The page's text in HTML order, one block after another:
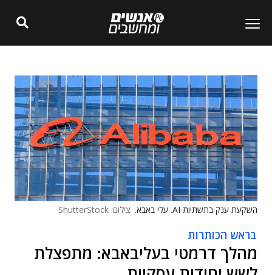
השקעת ענק בתשתיות AI. עלי באבא. צילום: ShutterStock
בראש הכותרות
מהלך דרמטי בעליבאבא: מתפצלת